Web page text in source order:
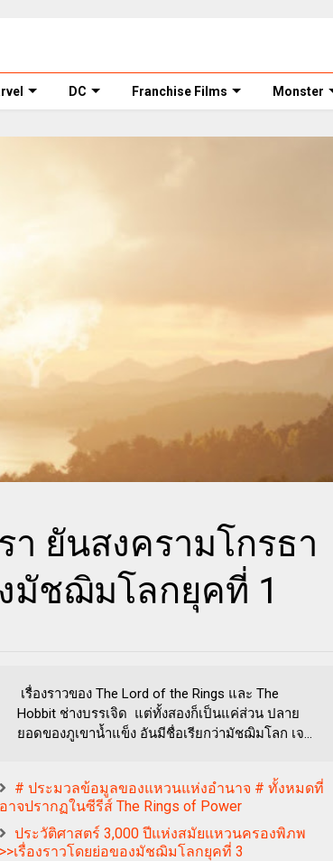
DC Franchise Films Monster
ยันสงครามโกรธา
มัชฌิมโลกยุคที่ 1
เรื่องราวของ The Lord of the Rings และ The
Hobbit ช่างบรรเจิด แต่ทั้งสองก็เป็นแค่ส่วน ปลาย
ยอดของภูเขาน้ำแข็ง อันมีชื่อเรียกว่ามัชฌิมโลก เจ...
# ประมวลข้อมูลของแหวนแห่งอำนาจ # ทั้งหมดที่
อาจปรากฏในซีรีส์ The Rings of Power
ประวัติศาสตร์ 3,000 ปีแห่งสมัยแหวนครองพิภพ
>>เรื่องราวโดยย่อของมัชฌิมโลกยุคที่ 3